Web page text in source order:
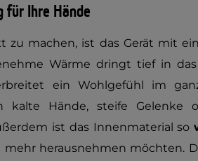
für Ihre Hände
zu machen, ist das Gerät mit
Wärme dringt tief in
ein Wohlgefühl im
kalte Hände, steife Gelenke
ist das Innenmaterial so
herausnehmen möchten.